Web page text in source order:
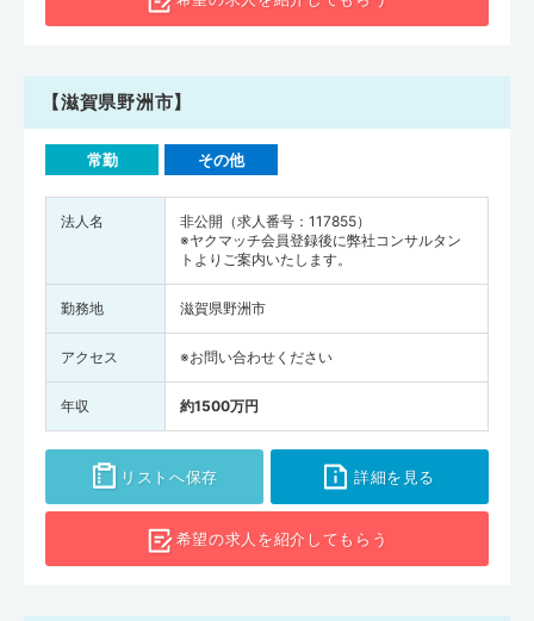
【滋賀県野洲市】
常勤 その他
法人名
非公開（求人番号：117855）
※ヤクマッチ会員登録後に弊社コンサルタン
トよりご案内いたします。
勤務地 滋賀県野洲市
アクセス ※お問い合わせください
年収 約1500万円
リストへ保存 詳細を見る
希望の求人を紹介してもらう